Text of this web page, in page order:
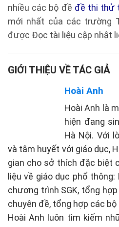
nhiều các bộ đề đề thi thử
mới nhất của các trường
được Đọc tài liệu cập nhật
GIỚI THIỆU VỀ TÁC GIẢ
Hoài Anh
Hoài Anh là
hiện đang
Hà Nội. Với
và tâm huyết với giáo dục,
gian cho sở thích đặc biệt
liệu về giáo dục phổ
chương trình SGK, tổng
chuyên đề, tổng hợp các
Hoài Anh luôn tìm kiếm